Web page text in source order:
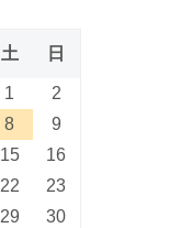
土 日
1
2
8
9
15
16
22
23
29
30